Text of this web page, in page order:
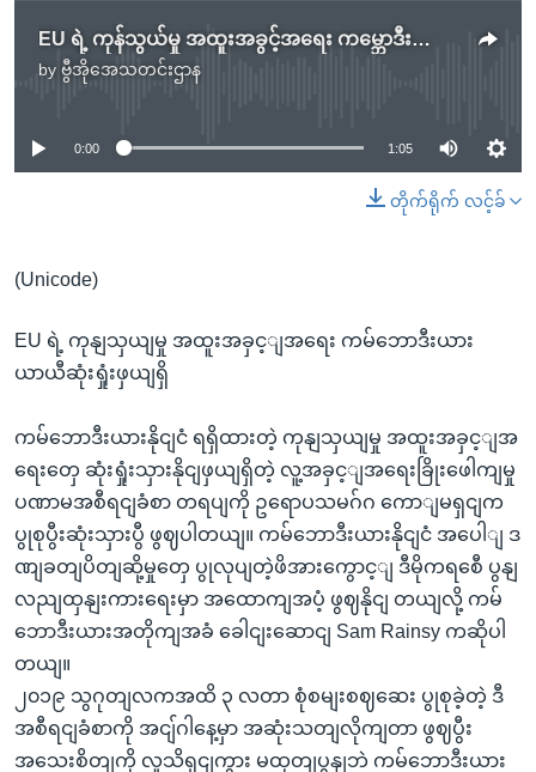
EU ရဲ့ ကုန်သွယ်မှု အထူးအခွင့်အရေး ကမ္ဘောဒီးယား ယာယီဆုံးရှုံးဖွယ်ရှိ
by ဗွီအိုအေသတင်းဌာန
No media source currently available
0:00 1:05
တိုက်ရိုက် လင့်ခ်
(Unicode)
EU ရဲ့ ကုနျသှယျမှု အထူးအခှင့ျအရေး ကမ်ဘောဒီးယား
ယာယီဆုံးရှုံးဖှယျရှိ
ကမ်ဘောဒီးယားနိုငျငံ ရရှိထားတဲ့ ကုနျသှယျမှု အထူးအခှင့ျအ
ရေးတှေ ဆုံးရှုံးသှားနိုငျဖှယျရှိတဲ့ လူ့အခှင့ျအရေးခြိုးဖေါကျမှု
ပဏာမအစီရငျခံစာ တရပျကို ဥရောပသမဂ်ဂ ကောျမရှငျက
ပွုစုပွီးဆုံးသှားပွီ ဖွဈပါတယျ။ ကမ်ဘောဒီးယားနိုငျငံ အပေါျ ဒ
ဏျခတျပိတျဆို့မှုတှေ ပွုလုပျတဲ့ဖိအားကွောင့ျ ဒီမိုကရစေီ ပွနျ
လညျထှနျးကားရေးမှာ အထောကျအပံ့ ဖွဈနိုငျ တယျလို့ ကမ်
ဘောဒီးယားအတိုကျအခံ ခေါငျးဆောငျ Sam Rainsy ကဆိုပါ
တယျ။
၂၀၁၉ သွဂုတျလကအထိ ၃ လတာ စုံစမျးစဈဆေး ပွုစုခဲ့တဲ့ ဒီ
အစီရငျခံစာကို အငျ်ဂါနေ့မှာ အဆုံးသတျလိုကျတာ ဖွဈပွီး
အသေးစိတျကို လူသိရှငျကွား မထုတျပွနျဘဲ ကမ်ဘောဒီးယား